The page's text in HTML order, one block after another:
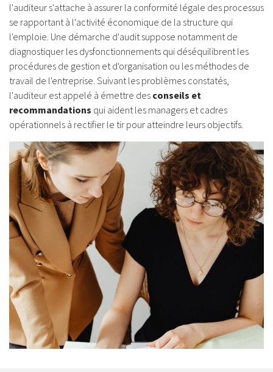
l'auditeur s'attache à assurer la conformité légale des processus
se rapportant à l'activité économique de la structure qui
l'emploie. Une démarche d'audit suppose notamment de
diagnostiquer les dysfonctionnements qui déséquilibrent les
procédures de gestion et d'organisation ou les méthodes de
travail de l'entreprise. Suivant les problèmes constatés,
l'auditeur est appelé à émettre des conseils et
recommandations qui aident les managers et cadres
opérationnels à rectifier le tir pour atteindre leurs objectifs.